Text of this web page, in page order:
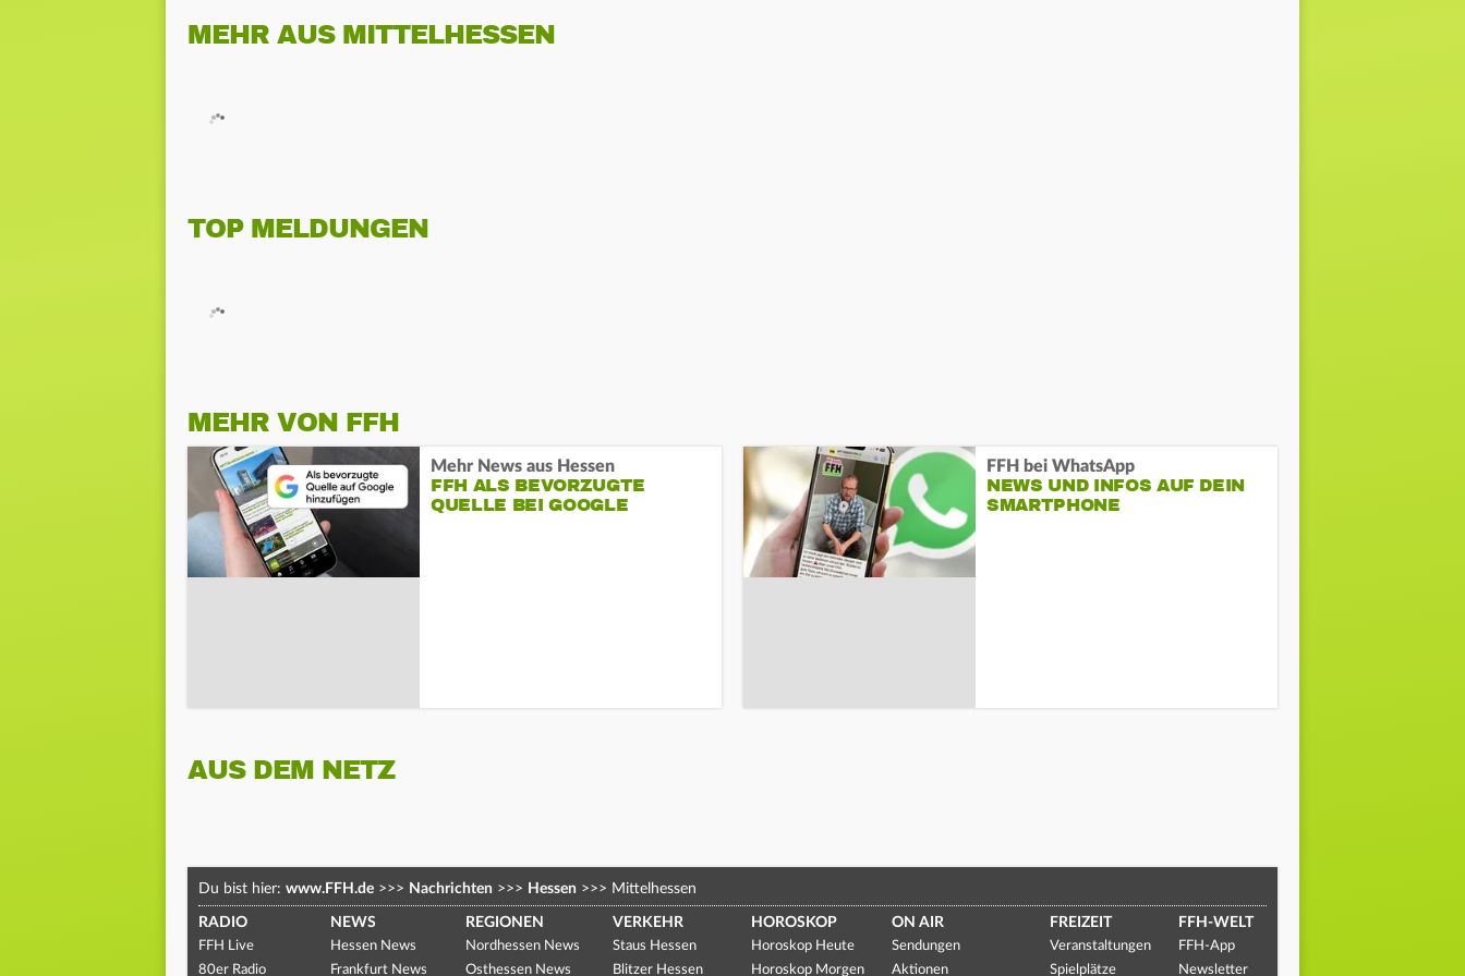
MEHR AUS MITTELHESSEN
TOP MELDUNGEN
MEHR VON FFH
Mehr News aus Hessen
FFH ALS BEVORZUGTE
QUELLE BEI GOOGLE
FFH bei WhatsApp
NEWS UND INFOS AUF DEIN
SMARTPHONE
AUS DEM NETZ
Du bist hier: www.FFH.de >>> Nachrichten >>> Hessen >>> Mittelhessen
RADIO
FFH Live
80er Radio
NEWS
Hessen News
Frankfurt News
REGIONEN
Nordhessen News
Osthessen News
VERKEHR
Staus Hessen
Blitzer Hessen
HOROSKOP
Horoskop Heute
Horoskop Morgen
ON AIR
Sendungen
Aktionen
FREIZEIT
Veranstaltungen
Spielplätze
FFH-WELT
FFH-App
Newsletter